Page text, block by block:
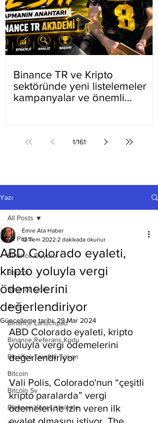
Binance TR ve Kripto
sektöründe yeni listelemeler
kampanyalar ve önemli
1/161
Yazı
All Posts
Binance Duyuru
Bancor
Binance Coin
Avax
Binance Lanuchpad
Binance Referans Kodu
Binance Taraftar Token
Bitcoin
Bitcoin Sv
Binance Yeni Listeleme
All Posts
ABD Colorado eyaleti,
kripto yoluyla vergi
ödemelerini
değerlendiriyor
Emre Ata Haber
12 Tem 2022 2 dakikada okunur
Güncelleme tarihi:29 Mar 2024
ABD Colorado eyaleti, kripto
yoluyla vergi ödemelerini
değerlendiriyor
Vali Polis, Colorado'nun “çeşitli
kripto paralarda” vergi
ödemelerine izin veren ilk